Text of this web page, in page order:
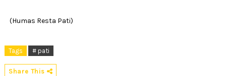
(Humas Resta Pati)
Tags # pati
Share This